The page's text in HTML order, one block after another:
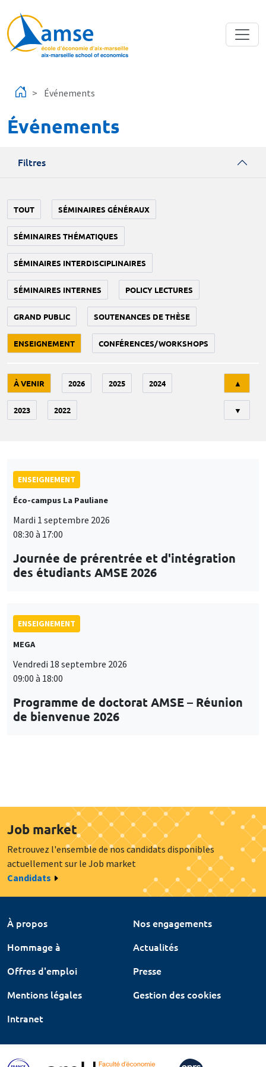
Événements
Événements
Filtres
TOUT SÉMINAIRES GÉNÉRAUX
SÉMINAIRES THÉMATIQUES
SÉMINAIRES INTERDISCIPLINAIRES
SÉMINAIRES INTERNES POLICY LECTURES
GRAND PUBLIC SOUTENANCES DE THÈSE
ENSEIGNEMENT CONFÉRENCES/WORKSHOPS
À VENIR 2026 2025 2024
2023 2022
▲
▼
ENSEIGNEMENT
Éco-campus La Pauliane
Mardi 1 septembre 2026
08:30 à 17:00
Journée de prérentrée et d'intégration
des étudiants AMSE 2026
ENSEIGNEMENT
MEGA
Vendredi 18 septembre 2026
09:00 à 18:00
Programme de doctorat AMSE – Réunion
de bienvenue 2026
Job market
Retrouvez l'ensemble de nos candidats disponibles
actuellement sur le Job market
Candidats
À propos
Nos engagements
Hommage à
Actualités
Offres d'emploi
Presse
Mentions légales
Gestion des cookies
Intranet